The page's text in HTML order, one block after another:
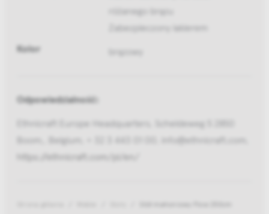
różanego brązu
Zabezpieczony lakierem
Kolor brązowy
Odpowiedzialność:
Ethnicraft Europe Headquarters, Scheldeweg 5 2850
Boom,, Belgium, + 32 3 443 01 00, info@ethnicraft.com,
https://ethnicraft.com/pl/en/